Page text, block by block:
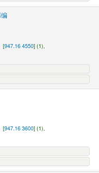
[947.16 4550] (1),
[947.16 3600] (1),